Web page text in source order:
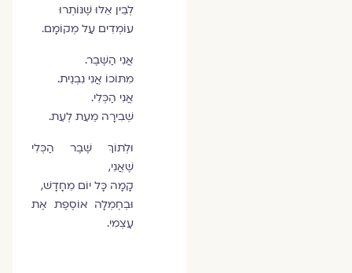
לְבֵין אֵלּוּ שֶׁנּוֹתְרוּ
עוֹמְדִים עַל מְקוֹמָם.
אֲנִי הַשֶּׁבֶר.
מִתּוֹכוֹ אֲנִי נִבְנֵית.
אֲנִי הַכְּלִי.
שְׁבִירָה מֵעֵת לְעֵת.
וּלְתוֹךְ שֶׁבֶר הַכְּלִי
שֶׁאֲנִי,
קָמָה כָּל יוֹם מֵחָדָשׁ,
וּבְחֶמְלָה אוֹסֶפֶת אֶת
עַצְמִי.